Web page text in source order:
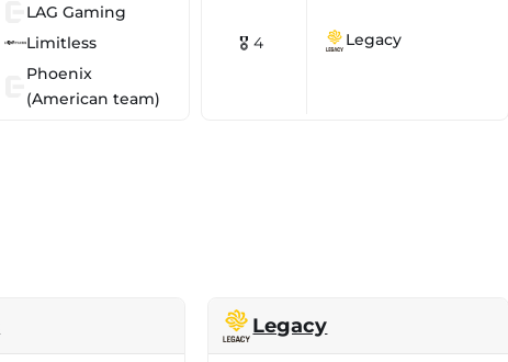
LAG Gaming
Limitless
Phoenix
(American team)
🎖 4 Legacy
Legacy